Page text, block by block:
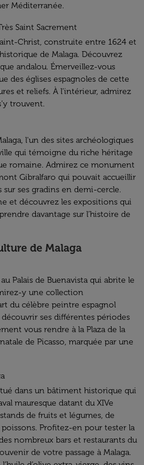
Méditerranée.
Saint Sacrement
Christ, construite entre 1624 et
de Malaga. Découvrez
andalou. Émerveillez-vous
des églises espagnoles de cette
et reliefs. À l’intérieur, admirez
trouvent.
l'un des sites archéologiques
qui témoigne du riche héritage
romaine. Admirez ce monument
Gibralfaro qui pouvait accueillir
ses gradins en demi-cercle.
et découvrez les expositions qui
davantage sur l’histoire de
de Malaga
Palais de Buenavista qui abrite le
y une collection
du célèbre peintre espagnol
ses différentes périodes
vous rendre à la Plaza de la
de Picasso, marquée par une
dans un bâtiment historique qui
mauresque datant du XIVe
de fruits et légumes, de
Profitez-en pour tester la
nombreux bars et restaurants du
de votre passage à Malaga.